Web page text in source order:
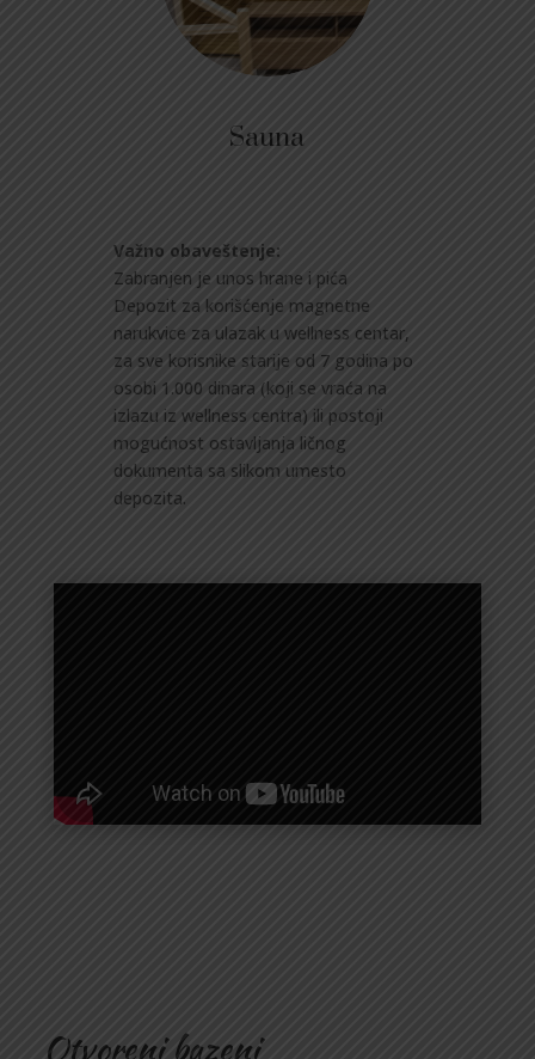
Sauna
Važno obaveštenje:
Zabranjen je unos hrane i pića
Depozit za korišćenje magnetne
narukvice za ulazak u wellness centar,
za sve korisnike starije od 7 godina po
osobi 1.000 dinara (koji se vraća na
izlazu iz wellness centra) ili postoji
mogućnost ostavljanja ličnog
dokumenta sa slikom umesto
depozita.
Otvoreni bazeni